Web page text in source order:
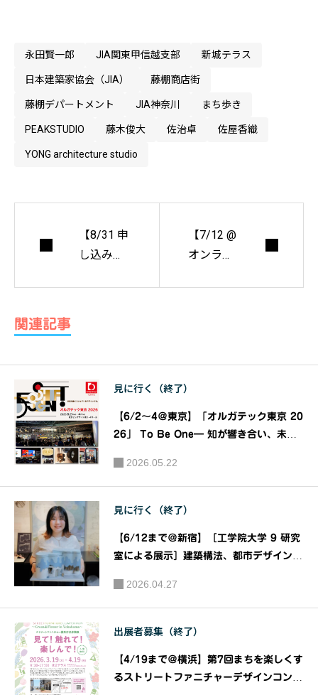
永田賢一郎 JIA関東甲信越支部 新城テラス
日本建築家協会（JIA） 藤棚商店街
藤棚デパートメント JIA神奈川 まち歩き
PEAKSTUDIO 藤木俊大 佐治卓 佐屋香織
YONG architecture studio
【8/31 申
し込み締
【7/12 @
オンライ
ンを考え
る』山田
東甲信越
支部 住宅
関連記事
見に行く（終了）
【6/2～4＠東京】「オルガテック東京 20
26」 To Be One― 知が響き合い、未来
オフィス家具協会（JOIFA）
2026.05.22
見に行く（終了）
【6/12まで＠新宿】［工学院大学 9 研究
室による展示］建築構法、都市デザイン、
イン、保存・再生などをテーマに、週替わ
りのリレー形式で『ARCHITECTURE W
EEKS 2026』｜主催：工学院大学建築学
2026.04.27
出展者募集（終了）
【4/19まで＠横浜】第7回まちを楽しくす
るストリートファニチャーデザインコンペ